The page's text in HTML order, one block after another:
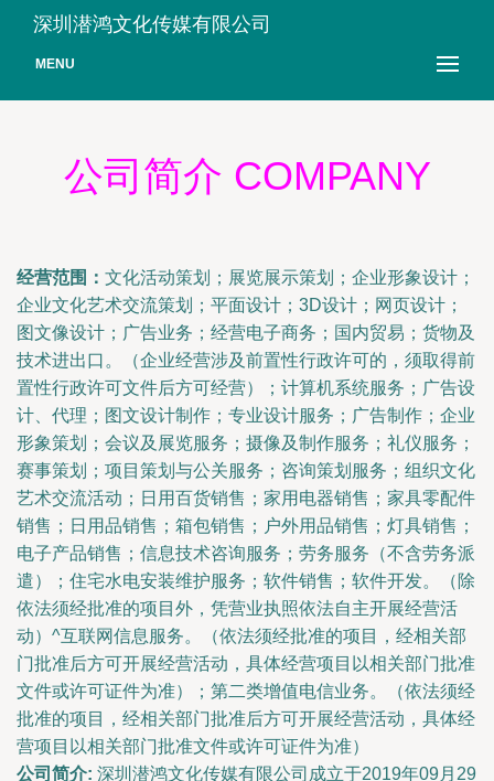
深圳潜鸿文化传媒有限公司
MENU
公司简介 COMPANY
经营范围： 文化活动策划；展览展示策划；企业形象设计；
企业文化艺术交流策划；平面设计；3D设计；网页设计；
图文像设计；广告业务；经营电子商务；国内贸易；货物及
技术进出口。（企业经营涉及前置性行政许可的，须取得前
置性行政许可文件后方可经营）；计算机系统服务；广告设
计、代理；图文设计制作；专业设计服务；广告制作；企业
形象策划；会议及展览服务；摄像及制作服务；礼仪服务；
赛事策划；项目策划与公关服务；咨询策划服务；组织文化
艺术交流活动；日用百货销售；家用电器销售；家具零配件
销售；日用品销售；箱包销售；户外用品销售；灯具销售；
电子产品销售；信息技术咨询服务；劳务服务（不含劳务派
遣）；住宅水电安装维护服务；软件销售；软件开发。（除
依法须经批准的项目外，凭营业执照依法自主开展经营活
动）^互联网信息服务。（依法须经批准的项目，经相关部
门批准后方可开展经营活动，具体经营项目以相关部门批准
文件或许可证件为准）；第二类增值电信业务。（依法须经
批准的项目，经相关部门批准后方可开展经营活动，具体经
营项目以相关部门批准文件或许可证件为准）
公司简介: 深圳潜鸿文化传媒有限公司成立于2019年09月29